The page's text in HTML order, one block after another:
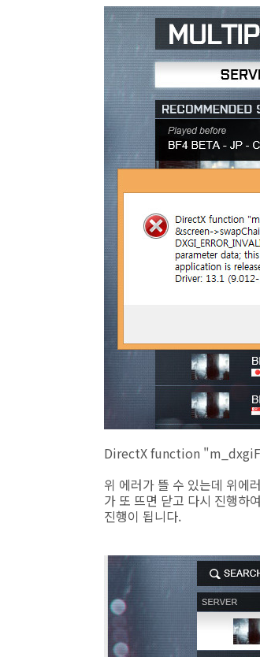
DirectX function
위 에러가 뜰 수 있는데 위에
가 또 뜨면 닫고 다시 진행하
진행이 됩니다.